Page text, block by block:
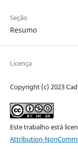
Seção
Resumo
Licença
Copyright (c) 2023
Este trabalho está
Attribution-